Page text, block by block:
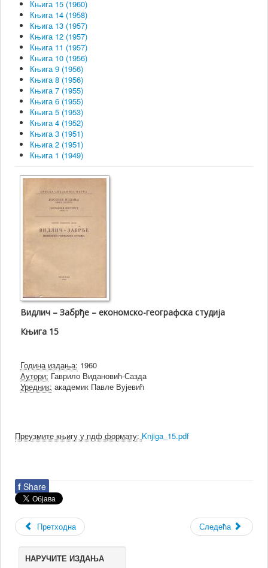
Књига 15 (1960)
Књига 14 (1958)
Књига 13 (1957)
Књига 12 (1957)
Књига 11 (1957)
Књига 10 (1956)
Књига 9 (1956)
Књига 8 (1956)
Књига 7 (1955)
Књига 6 (1955)
Књига 5 (1953)
Књига 4 (1952)
Књига 3 (1951)
Књига 2 (1951)
Књига 1 (1949)
Видлич – Забрђе – економско-географска студија
Књига 15
Година издања: 1960
Аутори: Гаврило Видановић-Сазда
Уредник: академик Павле Вујевић
Преузмите књигу у пдф формату: Knjiga_15.pdf
f Share
Претходна Следећа
НАРУЧИТЕ ИЗДАЊА